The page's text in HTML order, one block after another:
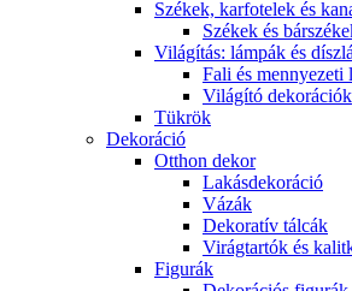
Székek, karfotelek és
Székek és
Világítás: lámpák és
Fali és mennyezeti
Világító dekorációk
Tükrök
Dekoráció
Otthon dekor
Lakásdekoráció
Vázák
Dekoratív tálcák
Virágtartók és
Figurák